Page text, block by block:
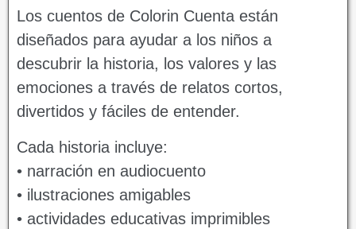
Los cuentos de Colorin Cuenta están
diseñados para ayudar a los niños a
descubrir la historia, los valores y las
emociones a través de relatos cortos,
divertidos y fáciles de entender.
Cada historia incluye:
• narración en audiocuento
• ilustraciones amigables
• actividades educativas imprimibles